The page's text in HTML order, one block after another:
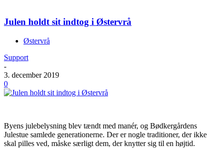
Julen holdt sit indtog i Østervrå
Østervrå
Support
-
3. december 2019
0
Byens julebelysning blev tændt med manér, og Bødkergårdens
Julestue samlede generationerne. Der er nogle traditioner, der ikke
skal pilles ved, måske særligt dem, der knytter sig til en højtid.